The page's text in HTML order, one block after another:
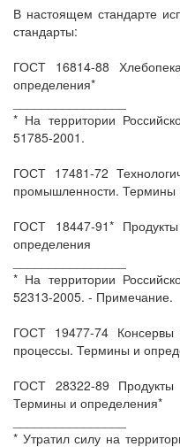
В настоящем стандарте
стандарты:
ГОСТ 16814-88
определения*
* На территории
51785-2001.
ГОСТ 17481-72
промышленности. Термины
ГОСТ 18447-91*
определения
* На территории
52313-2005. - Примечание.
ГОСТ 19477-74 Консервы
процессы. Термины и
ГОСТ 28322-89
Термины и определения*
* Утратил силу на